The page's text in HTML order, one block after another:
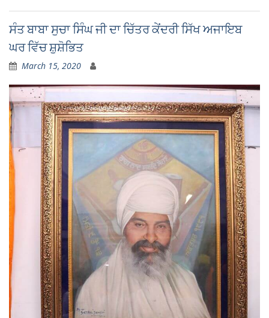
ਸੰਤ ਬਾਬਾ ਸੁਚਾ ਸਿੰਘ ਜੀ ਦਾ ਚਿੱਤਰ ਕੇਂਦਰੀ ਸਿੱਖ ਅਜਾਇਬ
ਘਰ ਵਿੱਚ ਸ਼ੁਸ਼ੋਭਿਤ
March 15, 2020